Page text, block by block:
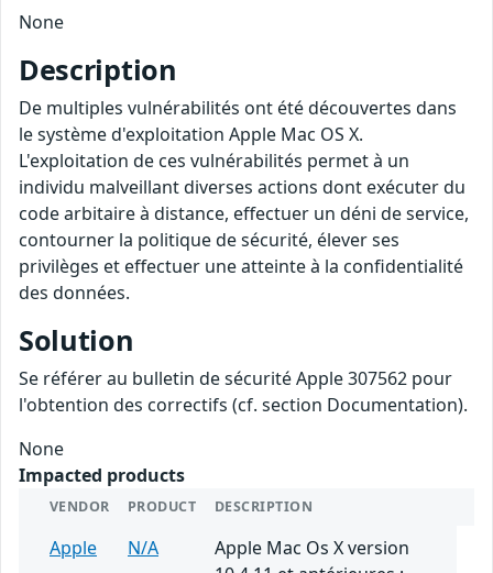
None
Description
De multiples vulnérabilités ont été découvertes dans
le système d'exploitation Apple Mac OS X.
L'exploitation de ces vulnérabilités permet à un
individu malveillant diverses actions dont exécuter du
code arbitaire à distance, effectuer un déni de service,
contourner la politique de sécurité, élever ses
privilèges et effectuer une atteinte à la confidentialité
des données.
Solution
Se référer au bulletin de sécurité Apple 307562 pour
l'obtention des correctifs (cf. section Documentation).
None
Impacted products
VENDOR PRODUCT DESCRIPTION
Apple N/A
Apple Mac Os X version